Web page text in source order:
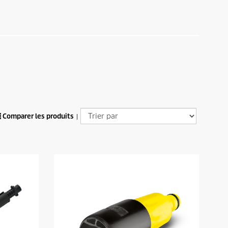
Comparer les produits |